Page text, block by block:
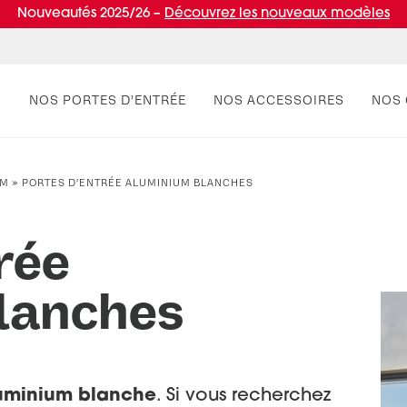
Nouveautés 2025/26 – Découvrez les nouveaux modèles
NOS PORTES D’ENTRÉE
PAR STYLE
Portes d’entrée classiques
Portes d’entrée vitrées
Portes d'entrée pleines
NOS ACCESSOIRES NOS
RÉUSSIR MON PROJET
Normes & fiscalité
» PORTES D’ENTRÉE ALUMINIUM BLANCHES
blanche. Si vous recherchez